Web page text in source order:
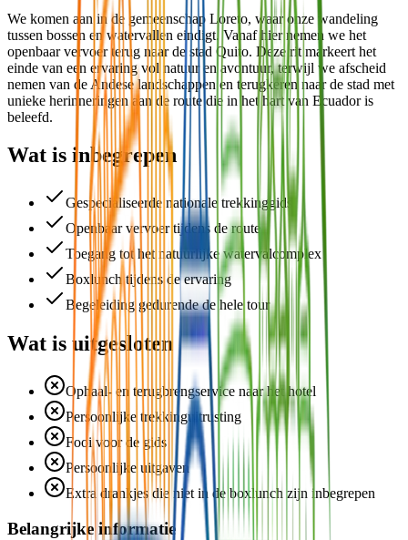
We komen aan in de gemeenschap Loreto, waar onze wandeling
tussen bossen en watervallen eindigt. Vanaf hier nemen we het
openbaar vervoer terug naar de stad Quito. Deze rit markeert het
einde van een ervaring vol natuur en avontuur, terwijl we afscheid
nemen van de Andese landschappen en terugkeren naar de stad met
unieke herinneringen aan de route die in het hart van Ecuador is
beleefd.
Wat is inbegrepen
Gespecialiseerde nationale trekkinggids
Openbaar vervoer tijdens de route
Toegang tot het natuurlijke watervalcomplex
Boxlunch tijdens de ervaring
Begeleiding gedurende de hele tour
Wat is uitgesloten
Ophaal- en terugbrengservice naar het hotel
Persoonlijke trekkinguitrusting
Fooi voor de gids
Persoonlijke uitgaven
Extra drankjes die niet in de boxlunch zijn inbegrepen
Belangrijke informatie